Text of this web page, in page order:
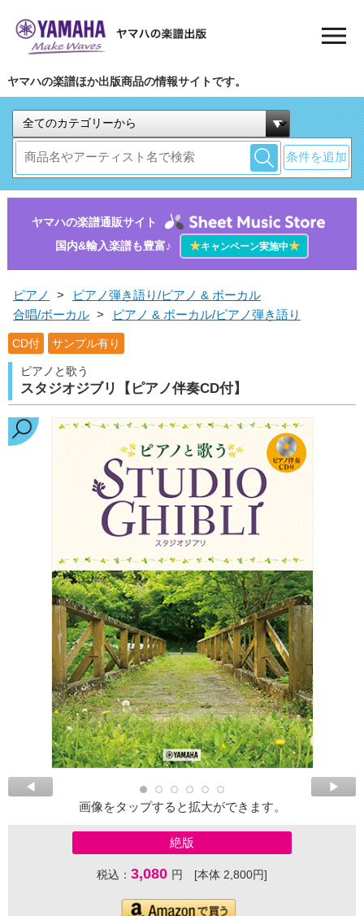
ヤマハの楽譜ほか出版商品の情報サイトです。
条件を追加
ヤマハの楽譜通販サイト
国内&輸入楽譜も豊富♪
★キャンペーン実施中★
ピアノ >
ピアノ弾き語り/ピアノ & ボーカル
合唱/ボーカル > ピアノ & ボーカル/ピアノ弾き語り
CD付 サンプル有り
ピアノと歌う
スタジオジブリ【ピアノ伴奏CD付】
画像をタップすると拡大ができます。
絶版
税込： 3,080 円 [本体 2,800円]